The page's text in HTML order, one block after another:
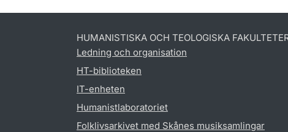
HUMANISTISKA OCH TEOLOGISKA
Ledning och organisation
HT-biblioteken
IT-enheten
Humanistlaboratoriet
Folklivsarkivet med Skånes musiksamlingar